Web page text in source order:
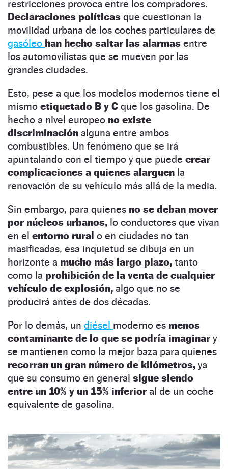
restricciones provoca entre los compradores.
Declaraciones políticas que cuestionan la
movilidad urbana de los coches particulares de
gasóleo han hecho saltar las alarmas entre
los automovilistas que se mueven por las
grandes ciudades.
Esto, pese a que los modelos modernos tiene el
mismo etiquetado B y C que los gasolina. De
hecho a nivel europeo no existe
discriminación alguna entre ambos
combustibles. Un fenómeno que se irá
apuntalando con el tiempo y que puede crear
complicaciones a quienes alarguen la
renovación de su vehículo más allá de la media.
Sin embargo, para quienes no se deban mover
por núcleos urbanos, lo conductores que vivan
en el entorno rural o en ciudades no tan
masificadas, esa inquietud se dibuja en un
horizonte a mucho más largo plazo, tanto
como la prohibición de la venta de cualquier
vehículo de explosión, algo que no se
producirá antes de dos décadas.
Por lo demás, un diésel moderno es menos
contaminante de lo que se podría imaginary
se mantienen como la mejor baza para quienes
recorran un gran número de kilómetros, ya
que su consumo en general sigue siendo
entre un 10% y un 15% inferioral de un coche
equivalente de gasolina.